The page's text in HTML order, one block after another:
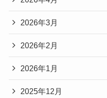
2026年3月
2026年2月
2026年1月
2025年12月